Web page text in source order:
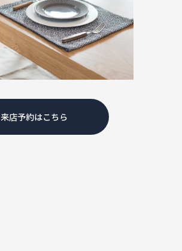
来店予約はこちら